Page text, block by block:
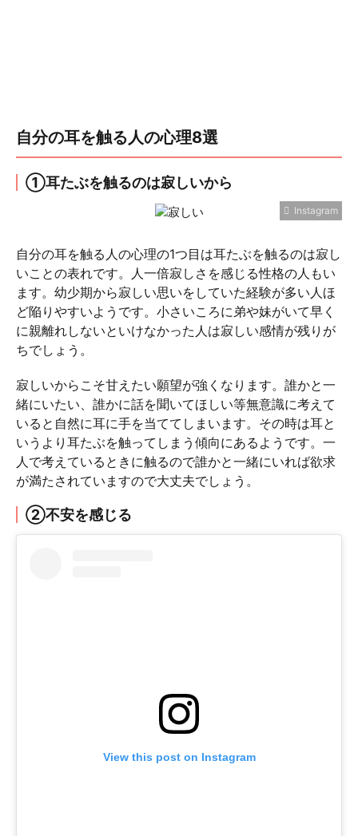
自分の耳を触る人の心理8選
①耳たぶを触るのは寂しいから
Instagram
自分の耳を触る人の心理の1つ目は耳たぶを触るのは寂し
いことの表れです。人一倍寂しさを感じる性格の人もい
ます。幼少期から寂しい思いをしていた経験が多い人ほ
ど陥りやすいようです。小さいころに弟や妹がいて早く
に親離れしないといけなかった人は寂しい感情が残りが
ちでしょう。
寂しいからこそ甘えたい願望が強くなります。誰かと一
緒にいたい、誰かに話を聞いてほしい等無意識に考えて
いると自然に耳に手を当ててしまいます。その時は耳と
いうより耳たぶを触ってしまう傾向にあるようです。一
人で考えているときに触るので誰かと一緒にいれば欲求
が満たされていますので大丈夫でしょう。
②不安を感じる
View this post on Instagram